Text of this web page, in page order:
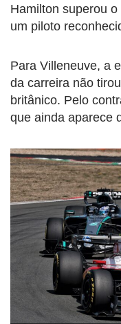
Hamilton superou
um piloto
Para Villeneuve, a
da carreira não
britânico. Pelo
que ainda aparece